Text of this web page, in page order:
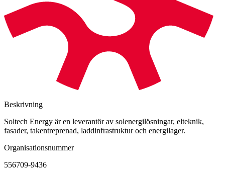
Beskrivning
Soltech Energy är en leverantör av solenergilösningar, elteknik,
fasader, takentreprenad, laddinfrastruktur och energilager.
Organisationsnummer
556709-9436